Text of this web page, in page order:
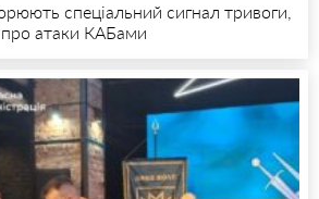
спеціальний сигнал тривоги,
атаки КАБами